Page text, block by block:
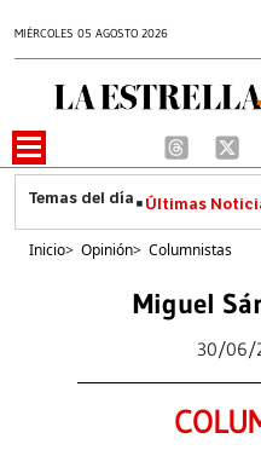
MIÉRCOLES 05 AGOSTO 2026
Últimas
Inicio> Opinión> Columnistas
Miguel
30/06/